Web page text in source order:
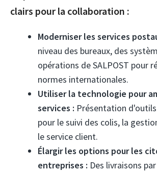
clairs pour la collaboration :
Moderniser les services
niveau des bureaux, des
opérations de SALPOST pour
normes internationales.
Utiliser la technologie pour
services : Présentation
pour le suivi des colis, la
le service client.
Élargir les options pour les
entreprises : Des livraisons